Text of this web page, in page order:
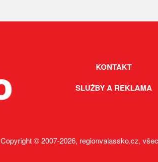
KONTAKT
SLUŽBY A REKLAMA
Copyright © 2007-2026, regionvalassko.cz,